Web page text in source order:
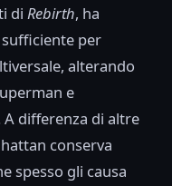
di Rebirth, ha
per
alterando
e
differenza di altre
conserva
spesso gli causa